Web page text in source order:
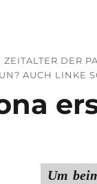
DER
AUCH LINKE
Um